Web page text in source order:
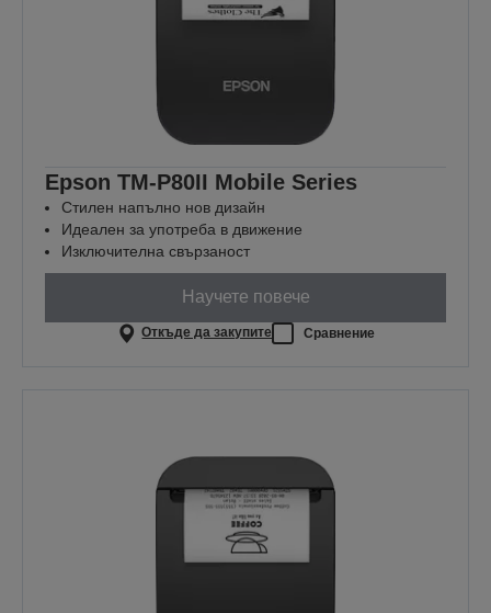
Epson TM-P80II Mobile Series
Стилен напълно нов дизайн
Идеален за употреба в движение
Изключителна свързаност
Научете повече
Откъде да закупите Сравнение